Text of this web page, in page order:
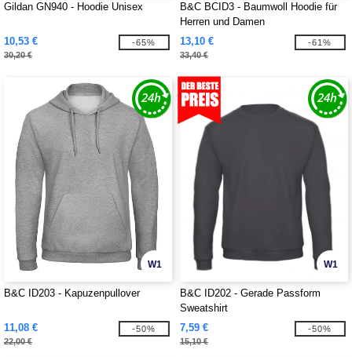
Gildan GN940 - Hoodie Unisex
10,53 €
30,20 €
-65%
B&C BCID3 - Baumwoll Hoodie für
Herren und Damen
13,10 €
33,40 €
-61%
W1
B&C ID203 - Kapuzenpullover
11,08 €
22,00 €
-50%
W1
B&C ID202 - Gerade Passform
Sweatshirt
7,59 €
15,10 €
-50%